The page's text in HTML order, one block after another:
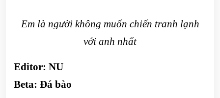
Em là người không muốn chiến tranh lạnh
với anh nhất
Editor: NU
Beta: Đá bào